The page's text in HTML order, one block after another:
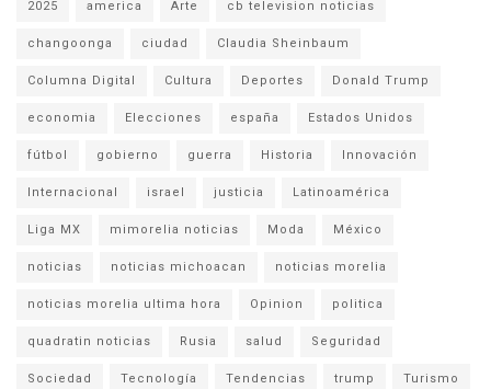
2025 america Arte cb television noticias
changoonga ciudad Claudia Sheinbaum
Columna Digital Cultura Deportes Donald Trump
economia Elecciones españa Estados Unidos
fútbol gobierno guerra Historia Innovación
Internacional israel justicia Latinoamérica
Liga MX mimorelia noticias Moda México
noticias noticias michoacan noticias morelia
noticias morelia ultima hora Opinion politica
quadratin noticias Rusia salud Seguridad
Sociedad Tecnología Tendencias trump Turismo